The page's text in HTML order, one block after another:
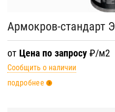
Армокров-стандарт
от Цена по запросу ₽/м2
Сообщить о наличии
подробнее